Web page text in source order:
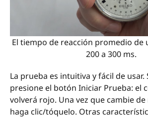
El tiempo de reacción promedio de
200 a 300 ms.
La prueba es intuitiva y fácil de
presione el botón Iniciar Prueba: el
volverá rojo. Una vez que cambie
haga clic/tóquelo. Otras